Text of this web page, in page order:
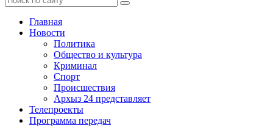
Главная
Новости
Политика
Общество и культура
Криминал
Спорт
Происшествия
Архыз 24 представляет
Телепроекты
Программа передач